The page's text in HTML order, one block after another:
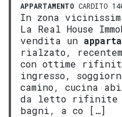
APPARTAMENTO CARDITO
In zona
La Real House
vendita un
rialzato,
con ottime
ingresso,
camino, cucina
da letto rifinite
bagni, a co […]